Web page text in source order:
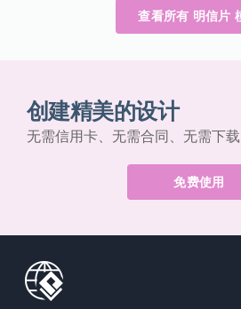
查看所有 明信片
创建精美的设计
无需信用卡、无需合同、无需下载
免费使用